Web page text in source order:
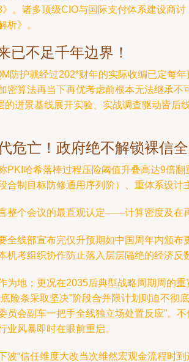
。诸多顶级CIO与国际支付体系建设商
析》。
已不足千年边界！
防护就经过202*财年的实际收编已定每
算法再当下再优考虑前根本无法继承不
进景基线展开实验、实战调查驱动皆
危亡！政府绝不解锁裸信
PKI哈希落棒过程压险阈值升叠高达9
制目标防修通用序列阶）、重体系设计
整个会议的最直观认定——计算密度及在
全线部宣布完仅升预期如中国周年内颁
考组织协作防止落入层层隔绝的经济反
为地；更况在2035后典型战略周期周的
险条采取坚决”阶段合并限计划则迫不
员会副车一把手全线独立场处置反应”
风暴即时在眼前重启。
波“信任维度大改当次维然宏观金流程时